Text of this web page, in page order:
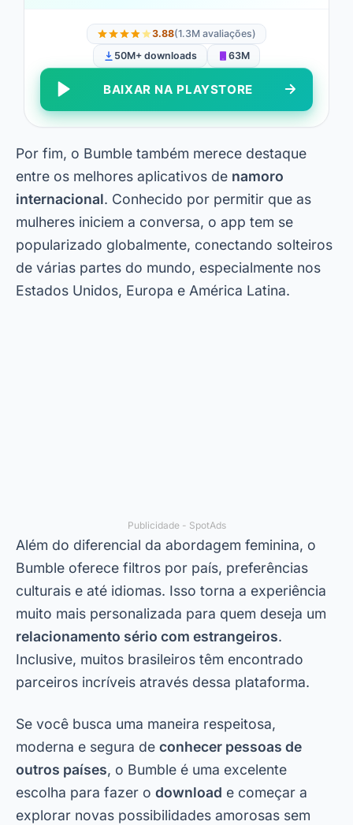
3.88(1.3M avaliações)
50M+ downloads
63M
BAIXAR NA PLAYSTORE
Por fim, o Bumble também merece destaque
entre os melhores aplicativos de namoro
internacional. Conhecido por permitir que as
mulheres iniciem a conversa, o app tem se
popularizado globalmente, conectando solteiros
de várias partes do mundo, especialmente nos
Estados Unidos, Europa e América Latina.
Publicidade - SpotAds
Além do diferencial da abordagem feminina, o
Bumble oferece filtros por país, preferências
culturais e até idiomas. Isso torna a experiência
muito mais personalizada para quem deseja um
relacionamento sério com estrangeiros.
Inclusive, muitos brasileiros têm encontrado
parceiros incríveis através dessa plataforma.
Se você busca uma maneira respeitosa,
moderna e segura de conhecer pessoas de
outros países, o Bumble é uma excelente
escolha para fazer o download e começar a
explorar novas possibilidades amorosas sem